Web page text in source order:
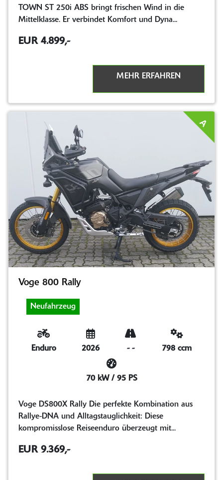
TOWN ST 250i ABS bringt frischen Wind in die
Mittelklasse. Er verbindet Komfort und Dyna...
EUR 4.899,-
MEHR ERFAHREN
Voge 800 Rally
Neufahrzeug
Enduro 2026 - - 798 ccm
70 kW / 95 PS
Voge DS800X Rally Die perfekte Kombination aus
Rallye-DNA und Alltagstauglichkeit: Diese
kompromisslose Reiseenduro überzeugt mit...
EUR 9.369,-
A